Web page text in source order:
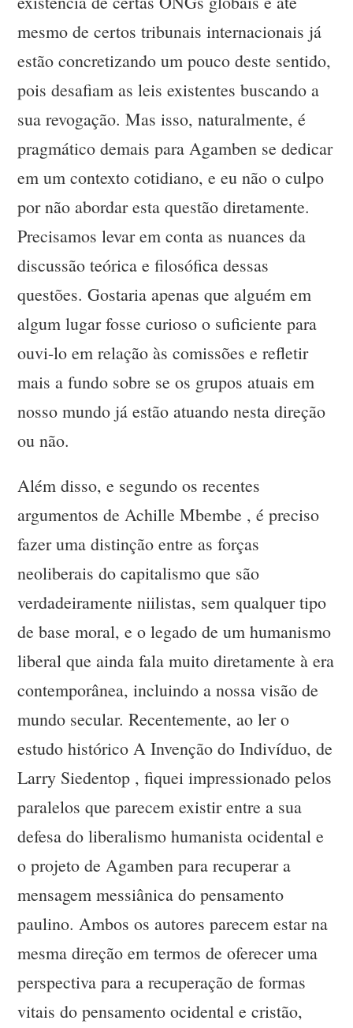
mesmo de certos tribunais internacionais já
estão concretizando um pouco deste sentido,
pois desafiam as leis existentes buscando a
sua revogação. Mas isso, naturalmente, é
pragmático demais para Agamben se dedicar
em um contexto cotidiano, e eu não o culpo
por não abordar esta questão diretamente.
Precisamos levar em conta as nuances da
discussão teórica e filosófica dessas
questões. Gostaria apenas que alguém em
algum lugar fosse curioso o suficiente para
ouvi-lo em relação às comissões e refletir
mais a fundo sobre se os grupos atuais em
nosso mundo já estão atuando nesta direção
ou não.
Além disso, e segundo os recentes
argumentos de Achille Mbembe , é preciso
fazer uma distinção entre as forças
neoliberais do capitalismo que são
verdadeiramente niilistas, sem qualquer tipo
de base moral, e o legado de um humanismo
liberal que ainda fala muito diretamente à era
contemporânea, incluindo a nossa visão de
mundo secular. Recentemente, ao ler o
estudo histórico A Invenção do Indivíduo, de
Larry Siedentop , fiquei impressionado pelos
paralelos que parecem existir entre a sua
defesa do liberalismo humanista ocidental e
o projeto de Agamben para recuperar a
mensagem messiânica do pensamento
paulino. Ambos os autores parecem estar na
mesma direção em termos de oferecer uma
perspectiva para a recuperação de formas
vitais do pensamento ocidental e cristão,